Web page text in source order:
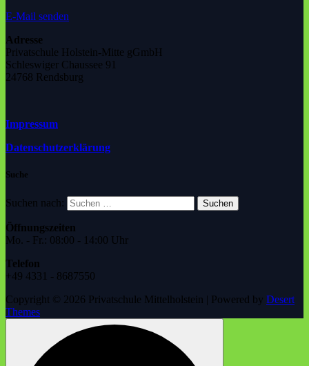
E-Mail senden
Adresse
Privatschule Holstein-Mitte gGmbH
Schleswiger Chaussee 91
24768 Rendsburg
Impressum
Datenschutzerklärung
Suche
Suchen nach:
Öffnungszeiten
Mo. - Fr.: 08:00 - 14:00 Uhr
Telefon
+49 4331 - 8687550
Copyright © 2026 Privatschule Mittelholstein | Powered by Desert
Themes